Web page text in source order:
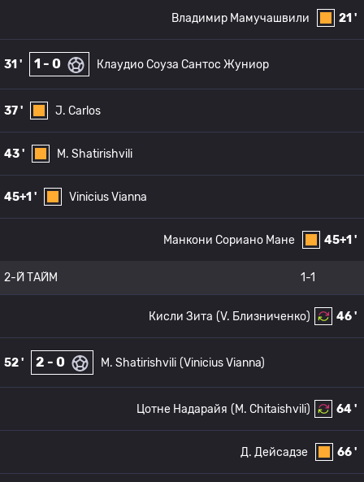
21 '
Владимир Мамучашвили
31 ' 1 - 0 Клаудио Соуза Сантос Жуниор
37 ' J. Carlos
43 ' M. Shatirishvili
45+1 ' Vinicius Vianna
45+1 '
Манкони Сориано Мане
2-Й ТАЙМ 1-1
46 '
(V. Близниченко)
Кисли Зита
52 ' 2 - 0 M. Shatirishvili (Vinicius Vianna)
64 '
(M. Chitaishvili)
Цотне Надарайя
66 '
Д. Дейсадзе